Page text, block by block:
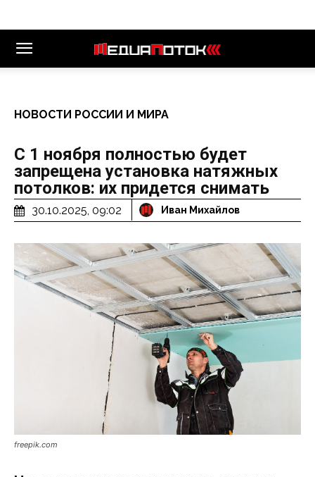
НОВОСТИ РОССИИ И МИРА
С 1 ноября полностью будет
запрещена установка натяжных
потолков: их придется снимать
30.10.2025, 09:02 Иван Михайлов
freepik.com